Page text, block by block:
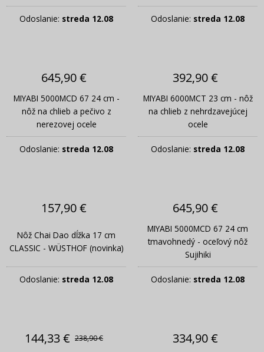
Odoslanie: streda 12.08 Odoslanie: streda 12.08
645,90 €
MIYABI 5000MCD 67 24 cm -
nôž na chlieb a pečivo z
nerezovej ocele
Odoslanie: streda 12.08
392,90 €
MIYABI 6000MCT 23 cm - nôž
na chlieb z nehrdzavejúcej
ocele
Odoslanie: streda 12.08
157,90 €
Nôž Chai Dao dĺžka 17 cm
CLASSIC - WÜSTHOF (novinka)
Odoslanie: streda 12.08
645,90 €
MIYABI 5000MCD 67 24 cm
tmavohnedý - oceľový nôž
Sujihiki
Odoslanie: streda 12.08
144,33 € 238,90 € 334,90 €